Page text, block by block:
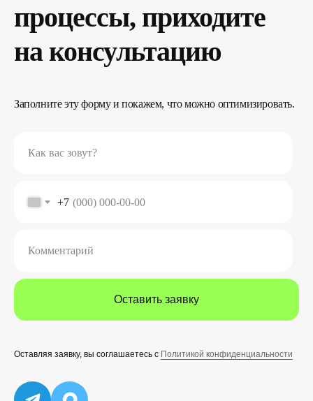
процессы, приходите
на консультацию
Заполните эту форму и покажем, что можно оптимизировать.
Как вас зовут?
+7
Комментарий
Оставить заявку
Оставляя заявку, вы соглашаетесь с Политикой конфиденциальности